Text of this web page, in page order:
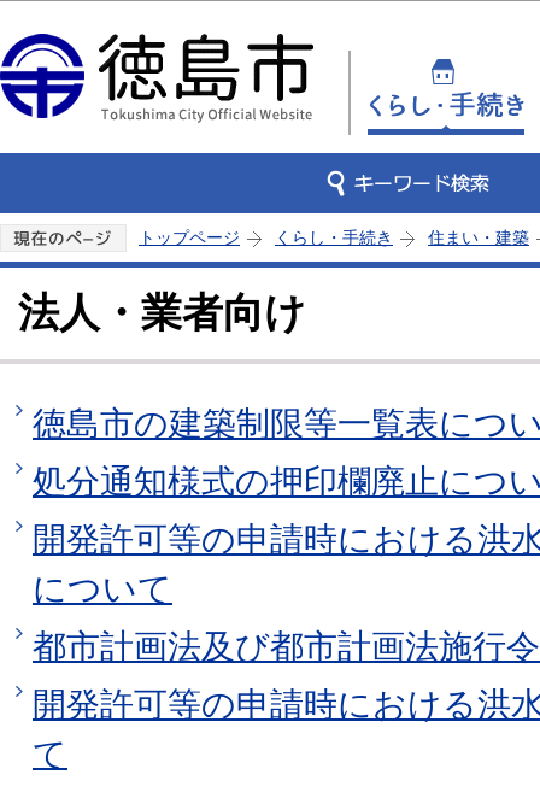
トップページ くらし・手続き 住まい・建築
法人・業者向け
徳島市の建築制限等一覧表につ
処分通知様式の押印欄廃止につ
開発許可等の申請時における洪
について
都市計画法及び都市計画法施行
開発許可等の申請時における洪
て